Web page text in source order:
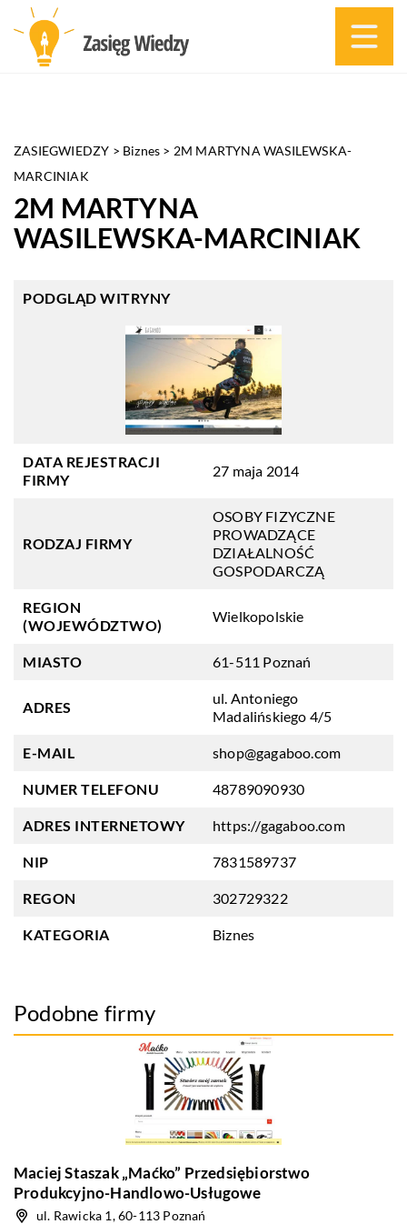
ZASIEGWIEDZY > Biznes > 2M MARTYNA WASILEWSKA-
MARCINIAK
2M MARTYNA
WASILEWSKA-MARCINIAK
PODGLĄD WITRYNY
DATA REJESTRACJI
FIRMY
27 maja 2014
RODZAJ FIRMY
OSOBY FIZYCZNE
PROWADZĄCE
DZIAŁALNOŚĆ
GOSPODARCZĄ
REGION
(WOJEWÓDZTWO)
Wielkopolskie
MIASTO 61-511 Poznań
ADRES
ul. Antoniego
Madalińskiego 4/5
E-MAIL shop@gagaboo.com
NUMER TELEFONU 48789090930
ADRES INTERNETOWY https://gagaboo.com
NIP 7831589737
REGON 302729322
KATEGORIA Biznes
Podobne firmy
Maciej Staszak „Maćko” Przedsiębiorstwo
Produkcyjno-Handlowo-Usługowe
ul. Rawicka 1, 60-113 Poznań